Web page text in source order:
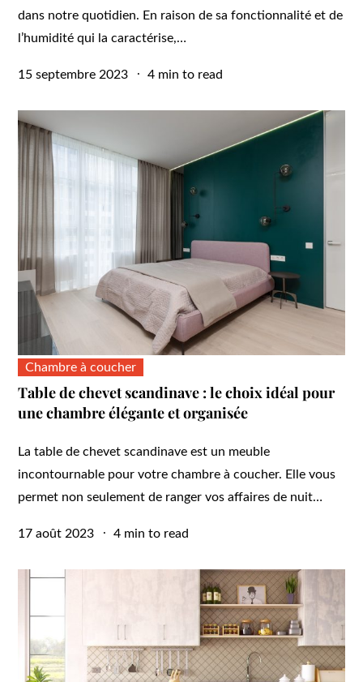
dans notre quotidien. En raison de sa fonctionnalité et de
l’humidité qui la caractérise,…
Posted
15 septembre 2023 4 min to read
Chambre à coucher
Table de chevet scandinave : le choix idéal pour
une chambre élégante et organisée
La table de chevet scandinave est un meuble
incontournable pour votre chambre à coucher. Elle vous
permet non seulement de ranger vos affaires de nuit…
Posted
17 août 2023 4 min to read